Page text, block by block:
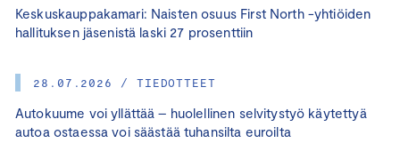
Keskuskauppakamari: Naisten osuus First North -yhtiöiden
hallituksen jäsenistä laski 27 prosenttiin
28.07.2026 / TIEDOTTEET
Autokuume voi yllättää – huolellinen selvitystyö käytettyä
autoa ostaessa voi säästää tuhansilta euroilta